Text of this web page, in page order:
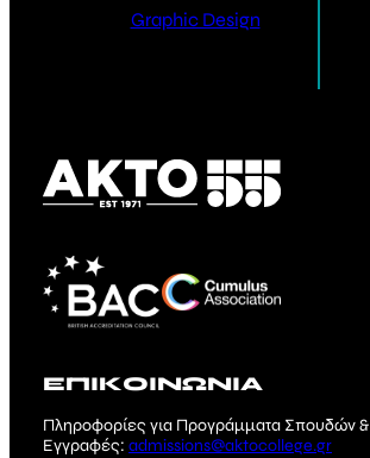
Graphic Design
ΕΠΙΚΟΙΝΩΝΙΑ
Πληροφορίες για Προγράμματα Σπουδών &
Εγγραφές: admissions@aktocollege.gr